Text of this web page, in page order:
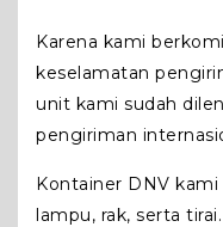
Karena kami
keselamatan
unit kami sudah
pengiriman
Kontainer DNV
lampu, rak, serta